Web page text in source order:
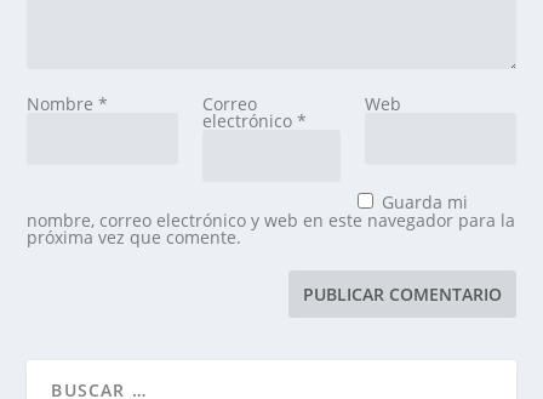
Nombre* Correo
electrónico *
Web
Guarda mi
nombre, correo electrónico y web en este navegador para la
próxima vez que comente.